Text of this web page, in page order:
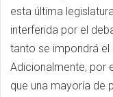
esta última
interferida por el
tanto se impondrá el
Adicionalmente, por
que una mayoría de